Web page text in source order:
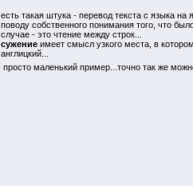
есть такая штука - перевод текста с языка
поводу собственного понимания того, что
случае - это чтение между строк...
сужениеимеет смысл узкого места, в
англицкий...
просто маленький пример...точно так же